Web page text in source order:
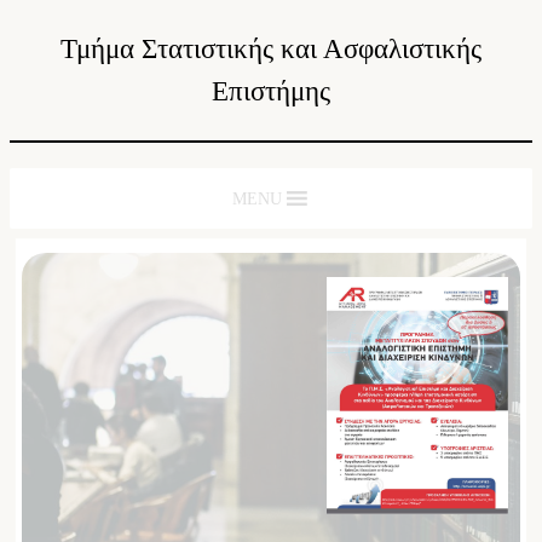
Τμήμα Στατιστικής και Ασφαλιστικής
Επιστήμης
MENU